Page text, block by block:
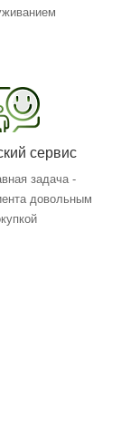
сервис
задача -
довольным